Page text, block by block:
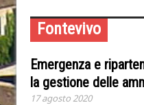
Fontevivo
Emergenza e
la gestione delle
17 agosto 2020